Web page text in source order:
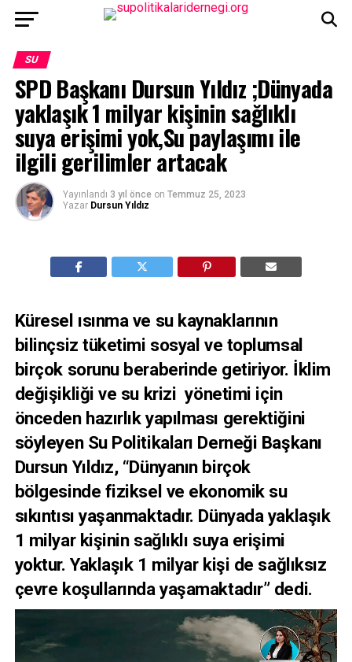
SU
SPD Başkanı Dursun Yıldız ;Dünyada
yaklaşık 1 milyar kişinin sağlıklı
suya erişimi yok,Su paylaşımı ile
ilgili gerilimler artacak
Yayınlandı 3 yıl önce on Temmuz 25, 2023
Yazar Dursun Yıldız
Küresel ısınma ve su kaynaklarının
bilinçsiz tüketimi sosyal ve toplumsal
birçok sorunu beraberinde getiriyor. İklim
değişikliği ve su krizi yönetimi için
önceden hazırlık yapılması gerektiğini
söyleyen Su Politikaları Derneği Başkanı
Dursun Yıldız, “Dünyanın birçok
bölgesinde fiziksel ve ekonomik su
sıkıntısı yaşanmaktadır. Dünyada yaklaşık
1 milyar kişinin sağlıklı suya erişimi
yoktur. Yaklaşık 1 milyar kişi de sağlıksız
çevre koşullarında yaşamaktadır” dedi.